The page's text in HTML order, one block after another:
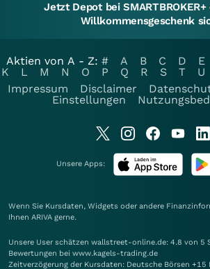
Jetzt Depot bei
Willkommensgeschenk
Aktien von A - Z: # A B C D E
K
L M N O P Q R S T U
Impressum
Disclaimer
Einstellungen
Unsere Apps:
Wenn Sie Kursdaten, Widgets oder andere
Ihnen ARIVA gerne.
Unsere User schätzen wallstreet-online.de: 4.8 von 5
Bewertungen bei www.kagels-trading.de
Zeitverzögerung der Kursdaten: Deutsche Börsen +15